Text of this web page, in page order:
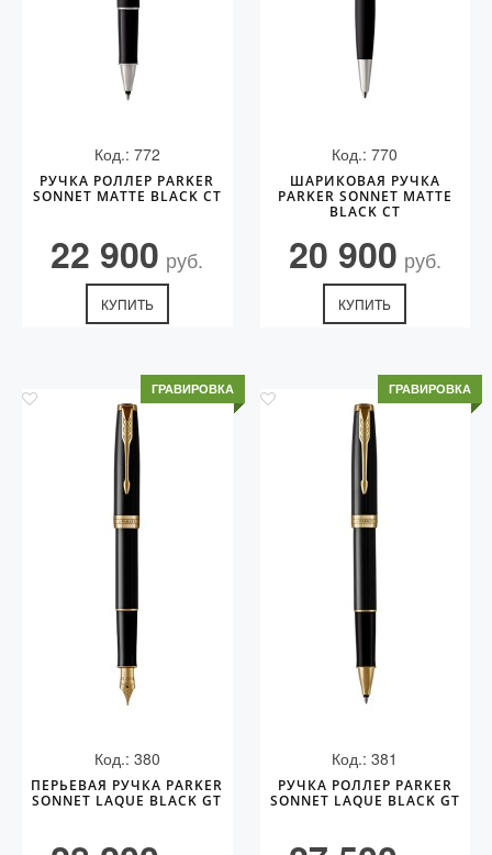
Код.: 772
РУЧКА РОЛЛЕР PARKER
SONNET MATTE BLACK CT
22 900 руб.
КУПИТЬ
Код.: 770
ШАРИКОВАЯ РУЧКА
PARKER SONNET MATTE
BLACK CT
20 900 руб.
КУПИТЬ
ГРАВИРОВКА
Код.: 380
ПЕРЬЕВАЯ РУЧКА PARKER
SONNET LAQUE BLACK GT
ГРАВИРОВКА
Код.: 381
РУЧКА РОЛЛЕР PARKER
SONNET LAQUE BLACK GT